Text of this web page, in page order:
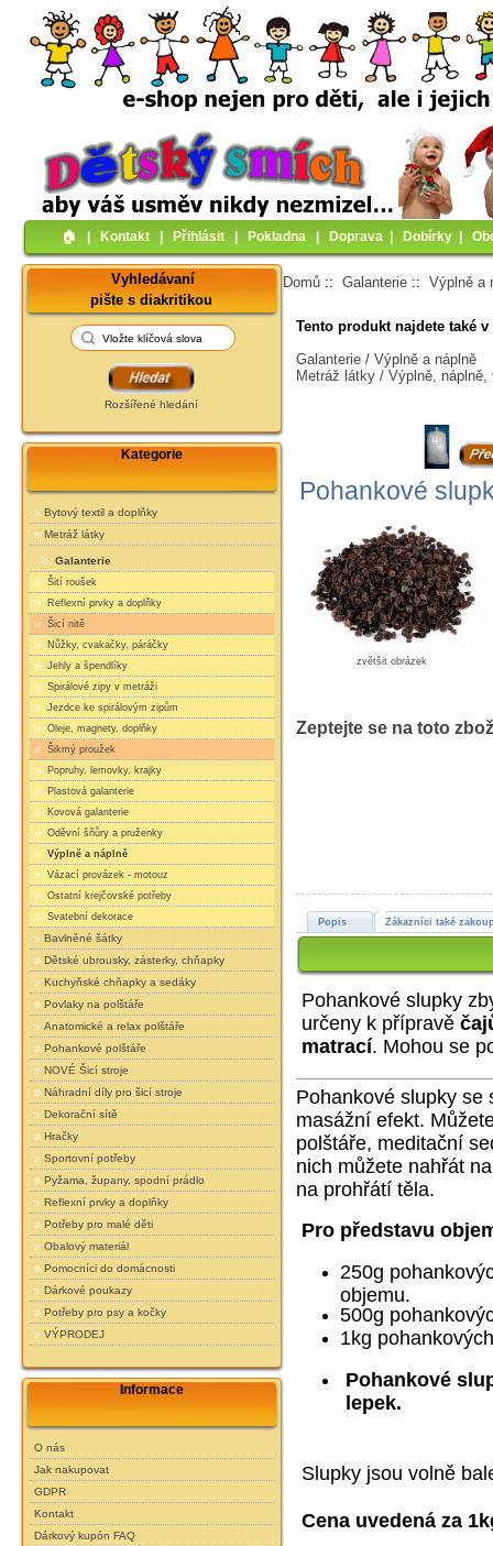
🏠︎ Kontakt Přihlásit Pokladna Doprava Dobírky
Vyhledávaní
pište s diakritikou
Rozšířené hledání
Kategorie
Bytový textil a doplňky
Metráž látky
Galanterie
Šití roušek
Reflexní prvky a doplňky
Šicí nitě
Nůžky, cvakačky, páráčky
Jehly a špendlíky
Spirálové zipy v metráži
Jezdce ke spirálovým zipům
Oleje, magnety, doplňky
Šikmý proužek
Popruhy, lemovky, krajky
Plastová galanterie
Kovová galanterie
Oděvní šňůry a pruženky
Výplně a náplně
Vázací provázek - motouz
Ostatní krejčovské potřeby
Svatební dekorace
Bavlněné šátky
Dětské ubrousky, zásterky, chňapky
Kuchyňské chňapky a sedáky
Povlaky na polštáře
Anatomické a relax polštáře
Pohankové polštáře
NOVÉ Šicí stroje
Náhradní díly pro šicí stroje
Dekorační sítě
Hračky
Sportovní potřeby
Pyžama, župany, spodní prádlo
Reflexní prvky a doplňky
Potřeby pro malé děti
Obalový materiál
Pomocníci do domácnosti
Dárkové poukazy
Potřeby pro psy a kočky
VÝPRODEJ
Informace
O nás
Jak nakupovat
GDPR
Kontakt
Dárkový kupón FAQ
Domů ::Galanterie ::Výplně a
Tento produkt najdete také
Galanterie / Výplně a náplně
Metráž látky / Výplně, náplně,
Pohankové
zvětšit obrázek
Zeptejte se na toto
Popis Zákazníci také
Pohankové slupky
určeny k přípravě
matrací. Mohou se
Pohankové slupky se
masážní efekt.
polštáře, meditační
nich můžete nahřát
na prohřátí těla.
Pro představu
250g
objemu.
500g
1kg
Pohankové
lepek.
Slupky jsou volně
Cena uvedená za